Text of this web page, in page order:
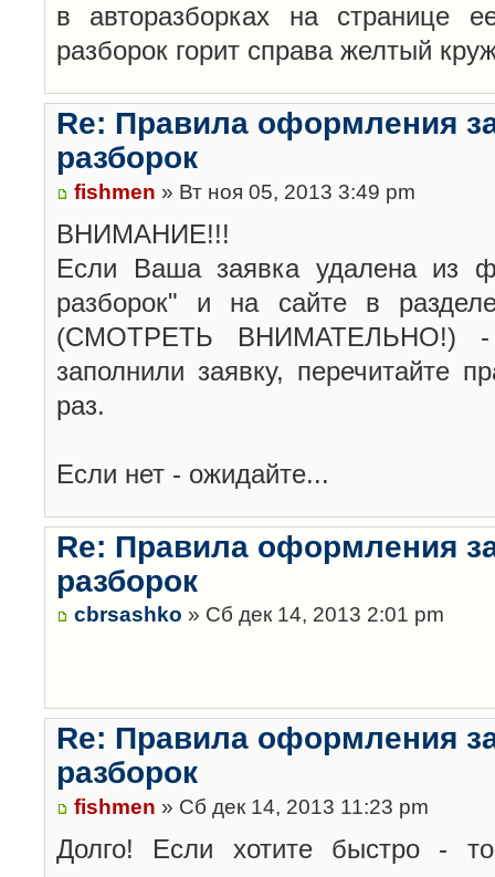
в авторазборках на странице
разборок горит справа желтый
Re: Правила оформления
разборок
fishmen » Вт ноя 05, 2013 3:49 pm
ВНИМАНИЕ!!!
Если Ваша заявка удалена из
разборок" и на сайте в
(СМОТРЕТЬ ВНИМАТЕЛЬНО!)
заполнили заявку, перечитайте
раз.
Если нет - ожидайте...
Re: Правила оформления
разборок
cbrsashko » Сб дек 14, 2013 2:01 pm
Re: Правила оформления
разборок
fishmen » Сб дек 14, 2013 11:23 pm
Долго! Если хотите быстро -